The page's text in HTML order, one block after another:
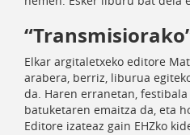
Elkar argitaletxeko editore
arabera, berriz, liburua
da. Haren erranetan,
batuketaren emaitza da, eta
Editore izateaz gain EHZko